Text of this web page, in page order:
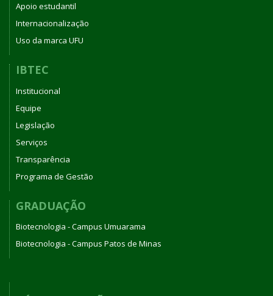
Apoio estudantil
Internacionalização
Uso da marca UFU
IBTEC
Institucional
Equipe
Legislação
Serviços
Transparência
Programa de Gestão
GRADUAÇÃO
Biotecnologia - Campus Umuarama
Biotecnologia - Campus Patos de Minas